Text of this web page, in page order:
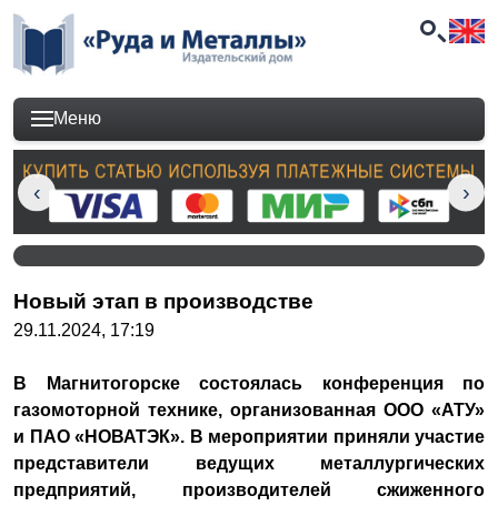
Меню
Новый этап в производстве
29.11.2024, 17:19
В Магнитогорске состоялась конференция по
газомоторной технике, организованная ООО «АТУ»
и ПАО «НОВАТЭК». В мероприятии приняли участие
представители ведущих металлургических
предприятий, производителей сжиженного